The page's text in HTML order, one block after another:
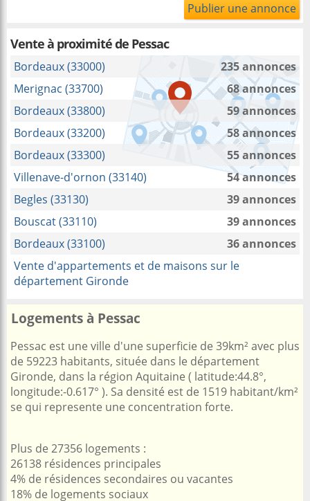
Publier une annonce
Vente à proximitéde Pessac
Bordeaux (33000)
235 annonces
Merignac (33700)
68 annonces
Bordeaux (33800)
59 annonces
Bordeaux (33200)
58 annonces
Bordeaux (33300)
55 annonces
Villenave-d'ornon (33140)
54 annonces
Begles (33130)
39 annonces
Bouscat (33110)
39 annonces
Bordeaux (33100)
36 annonces
Vente d'appartements et de maisons sur le
département Gironde
Logements à Pessac
Pessac est une ville d'une superficie de 39km² avec plus
de 59223 habitants, située dans le département
Gironde, dans la région Aquitaine ( latitude:44.8°,
longitude:-0.617° ). Sa densité est de 1519 habitant/km²
se qui represente une concentration forte.
Plus de 27356 logements :
26138 résidences principales
4% de résidences secondaires ou vacantes
18% de logements sociaux